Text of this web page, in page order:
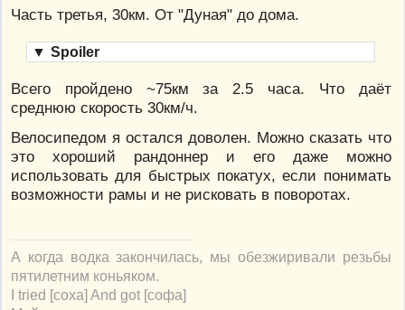
Часть третья, 30км. От "Дуная" до дома.
▼ Spoiler
Всего пройдено ~75км за 2.5 часа. Что даёт
среднюю скорость 30км/ч.
Велосипедом я остался доволен. Можно сказать что
это хороший рандоннер и его даже можно
использовать для быстрых покатух, если понимать
возможности рамы и не рисковать в поворотах.
А когда водка закончилась, мы обезжиривали резьбы
пятилетним коньяком.
I tried [соха] And got [софа]